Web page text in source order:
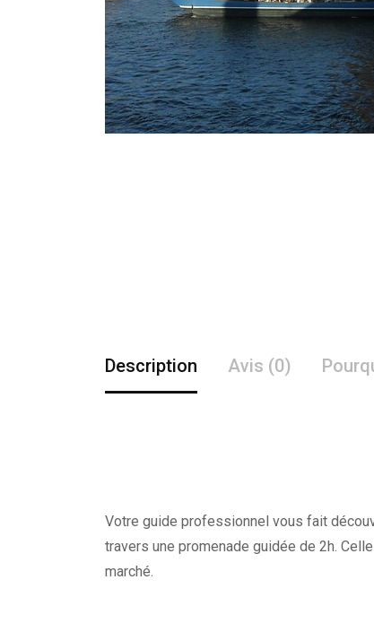
Description Avis (0)
Votre guide professionnel vous fait
travers une promenade guidée de 2h.
marché.